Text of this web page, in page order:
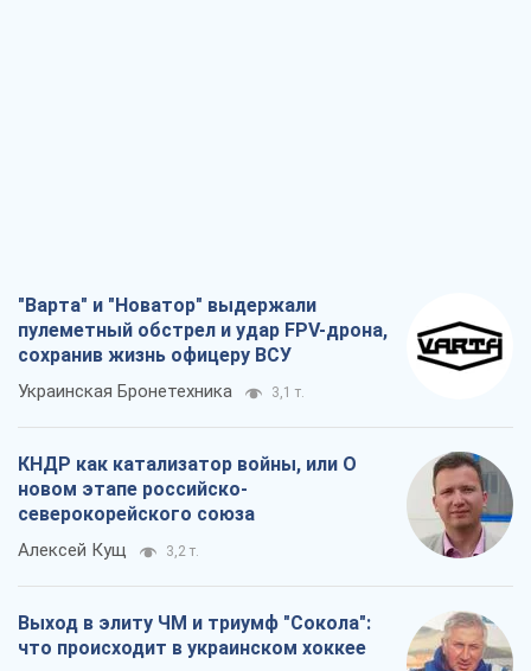
"Варта" и "Новатор" выдержали
пулеметный обстрел и удар FPV-дрона,
сохранив жизнь офицеру ВСУ
Украинская Бронетехника 3,1 т.
КНДР как катализатор войны, или О
новом этапе российско-
северокорейского союза
Алексей Кущ 3,2 т.
Выход в элиту ЧМ и триумф "Сокола":
что происходит в украинском хоккее